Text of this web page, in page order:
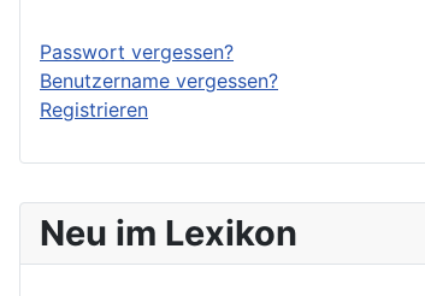
Neu im Lexikon
Passwort vergessen?
Benutzername vergessen?
Registrieren